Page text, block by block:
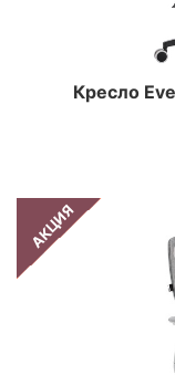
Кресло
АКЦИЯ